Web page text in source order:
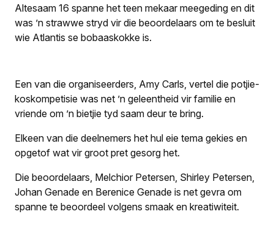
Altesaam 16 spanne het teen mekaar meegeding en dit
was ’n strawwe stryd vir die beoordelaars om te besluit
wie Atlantis se bobaaskokke is.
Een van die organiseerders, Amy Carls, vertel die potjie­
kos­kompetisie was net ’n geleentheid vir familie en
vriende om ’n bietjie tyd saam deur te bring.
Elkeen van die deelnemers het hul eie tema gekies en
opgetof wat vir groot pret gesorg het.
Die beoordelaars, Melchior Petersen, Shirley Petersen,
Johan Genade en Berenice Genade is net gevra om
spanne te beoordeel volgens smaak en kreatiwiteit.